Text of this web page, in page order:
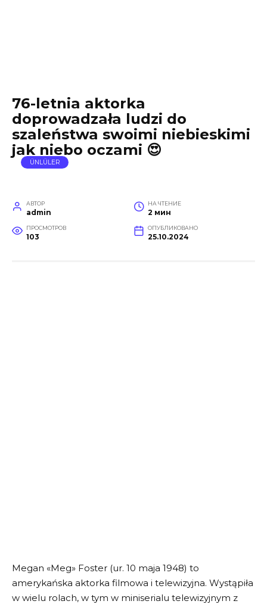
76-letnia aktorka
doprowadzała ludzi do
szaleństwa swoimi niebieskimi
jak niebo oczami 😍
ÜNLÜLER
АВТОР
admin
НА ЧТЕНИЕ
2 мин
ПРОСМОТРОВ
103
ОПУБЛИКОВАНО
25.10.2024
Megan «Meg» Foster (ur. 10 maja 1948) to
amerykańska aktorka filmowa i telewizyjna. Wystąpiła
w wielu rolach, w tym w miniserialu telewizyjnym z